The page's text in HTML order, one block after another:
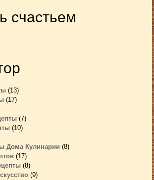
счастьем
(13)
(17)
(7)
(10)
Дома Кулинарии (8)
(17)
(8)
(9)